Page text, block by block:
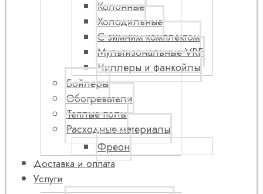
Колонные
Холодильные
С зимним комплектом
Мультизональные VRF
Чиллеры и фанкойлы
Бойлеры
Обогреватели
Теплые полы
Расходные материалы
Фреон
Доставка и оплата
Услуги